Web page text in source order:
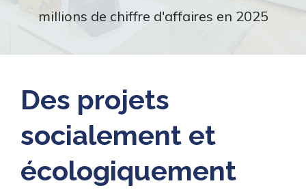
millions de chiffre d'affaires en 2025
Des projets
socialement et
écologiquement